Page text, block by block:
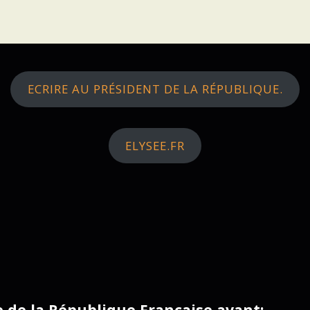
ECRIRE AU PRÉSIDENT DE LA RÉPUBLIQUE.
ELYSEE.FR